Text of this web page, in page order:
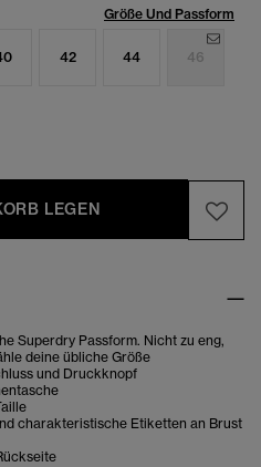
Größe Und Passform
42 44 46
LEGEN
Superdry Passform. Nicht zu eng,
deine übliche Größe
und Druckknopf
charakteristische Etiketten an Brust